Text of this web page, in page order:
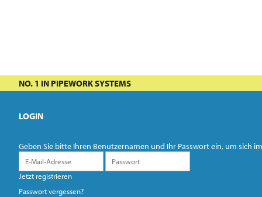
NO. 1 IN PIPEWORK SYSTEMS
LOGIN
Geben Sie bitte Ihren Benutzernamen und Ihr Passwort ein, um sich
Jetzt registrieren
Passwort vergessen?